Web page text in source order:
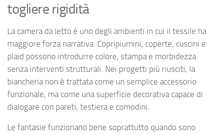
togliere rigidità
La camera da letto è uno degli ambienti in cui il tessile ha
maggiore forza narrativa. Copripiumini, coperte, cuscini e
plaid possono introdurre colore, stampa e morbidezza
senza interventi strutturali. Nei progetti più riusciti, la
biancheria non è trattata come un semplice accessorio
funzionale, ma come una superficie decorativa capace di
dialogare con pareti, testiera e comodini.
Le fantasie funzionano bene soprattutto quando sono